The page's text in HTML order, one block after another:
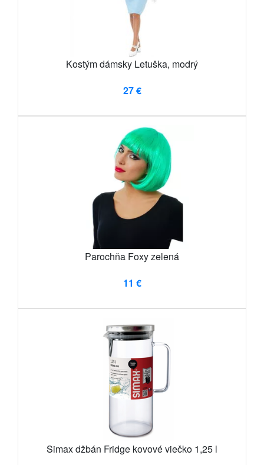
Kostým dámsky Letuška, modrý
27 €
Parochňa Foxy zelená
11 €
Simax džbán Fridge kovové viečko 1,25 l